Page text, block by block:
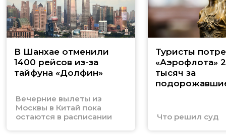
В Шанхае отменили
1400 рейсов из-за
тайфуна «Долфин»
Вечерние вылеты из
Москвы в Китай пока
остаются в расписании
Туристы
«Аэрофлота»
тысяч за
Что решил суд